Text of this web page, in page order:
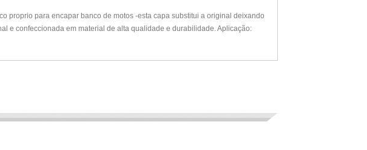
proprio para encapar banco de motos -esta capa substitui a original deixando
e confeccionada em material de alta qualidade e durabilidade. Aplicação: